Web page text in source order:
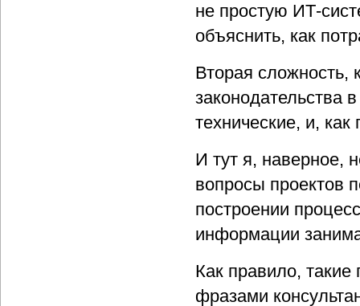
не простую ИТ-
объяснить, как
Вторая сложность,
законодательства
технические, и,
И тут я, наверное,
вопросы проектов
построении
информации
Как правило,
фразами